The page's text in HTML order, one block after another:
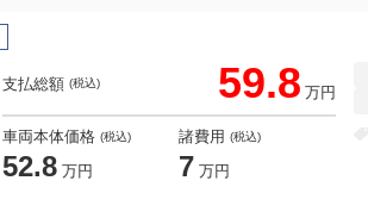
支払総額 (税込) 59.8 万円
車両本体価格 (税込)
52.8 万円
諸費用 (税込)
7 万円